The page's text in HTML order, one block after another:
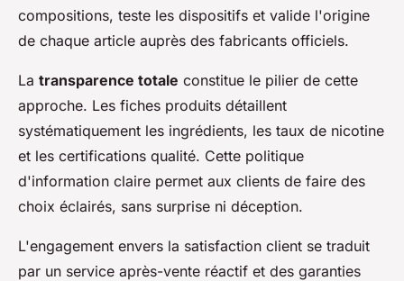
compositions, teste les dispositifs et valide l'origine
de chaque article auprès des fabricants officiels.
La transparence totale constitue le pilier de cette
approche. Les fiches produits détaillent
systématiquement les ingrédients, les taux de nicotine
et les certifications qualité. Cette politique
d'information claire permet aux clients de faire des
choix éclairés, sans surprise ni déception.
L'engagement envers la satisfaction client se traduit
par un service après-vente réactif et des garanties